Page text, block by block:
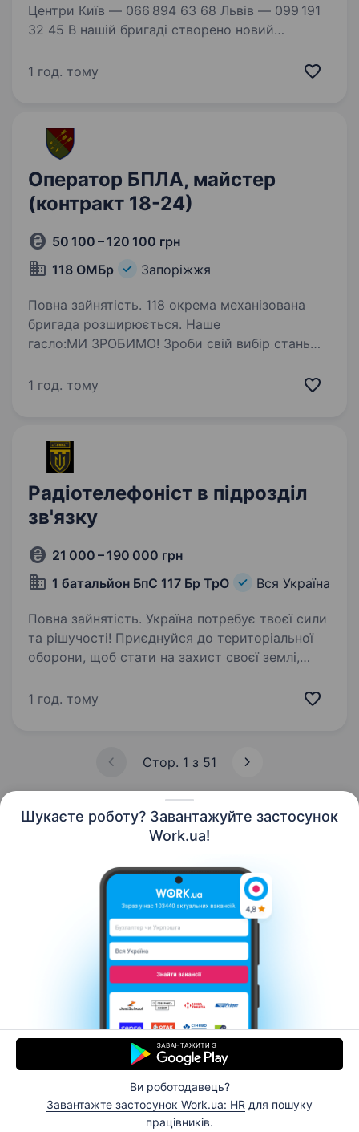
Шукаєте роботу? Завантажуйте застосунок
Work.ua!
Ви роботодавець?
Завантажте застосунок Work.ua: HR для пошуку
працівників.
Центри Київ — 066 894 63 68 Львів — 099 191
32 45 В нашій бригаді створено новий
(ББпС) і ми шукаємо бажаючих вчитися і
1 год. тому
Оператор БПЛА, майстер
(контракт 18-24)
50 100 – 120 100 грн
118 ОМБр
Запоріжжя
Повна зайнятість. 118 окрема механізована
бригада розширюється. Наше
гасло:МИ ЗРОБИМО! Зроби свій вибір стань
це команда з сильним духом та високою
1 год. тому
Радіотелефоніст в підрозділ
зв'язку
21 000 – 190 000 грн
1 батальйон БпС 117 Бр ТрО
Вся Україна
Повна зайнятість. Україна потребує твоєї сили
та рішучості! Приєднуйся до територіальної
оборони, щоб стати на захист своєї землі,
систем 117 бригади ТрО запрошую на
1 год. тому
Стор. 1 з 51
Контакти Про нас
Кар’єра
Допомога Умови використання
© 2006–2026 Work.ua. Сервіс пошуку роботи №1 в